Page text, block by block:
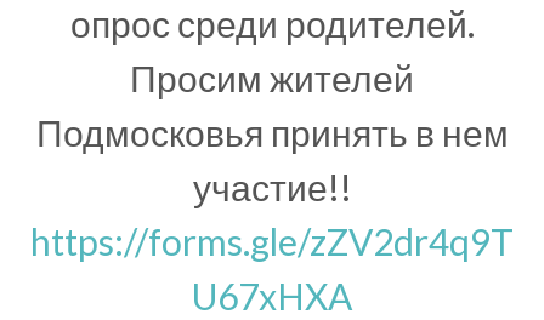
опрос среди родителей.
Просим жителей
Подмосковья принять в нем
участие!!
https://forms.gle/zZV2dr4q9T
U67xHXA